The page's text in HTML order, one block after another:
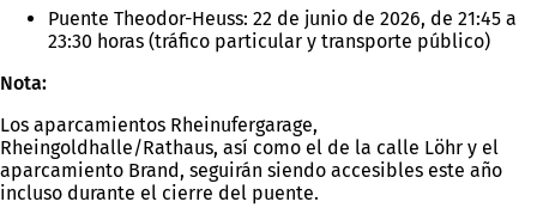
Puente Theodor-Heuss: 22 de junio de 2026, de 21:45 a
23:30 horas (tráfico particular y transporte público)
Nota:
Los aparcamientos Rheinufergarage,
Rheingoldhalle/Rathaus, así como el de la calle Löhr y el
aparcamiento Brand, seguirán siendo accesibles este año
incluso durante el cierre del puente.